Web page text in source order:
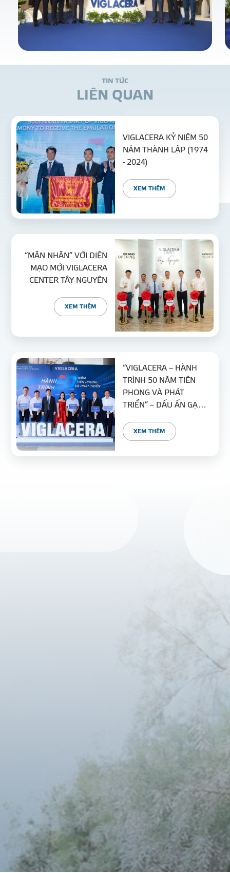
TIN TỨC
LIÊN QUAN
VIGLACERA KỶ NIỆM 50
NĂM THÀNH LẬP (1974
- 2024)
XEM THÊM
“MÃN NHÃN” VỚI DIỆN
MẠO MỚI VIGLACERA
CENTER TÂY NGUYÊN
XEM THÊM
“VIGLACERA – HÀNH
TRÌNH 50 NĂM TIÊN
PHONG VÀ PHÁT
TRIỂN” – DẤU ẤN GẠCH
QUA CÁC THỜI KỲ
XEM THÊM